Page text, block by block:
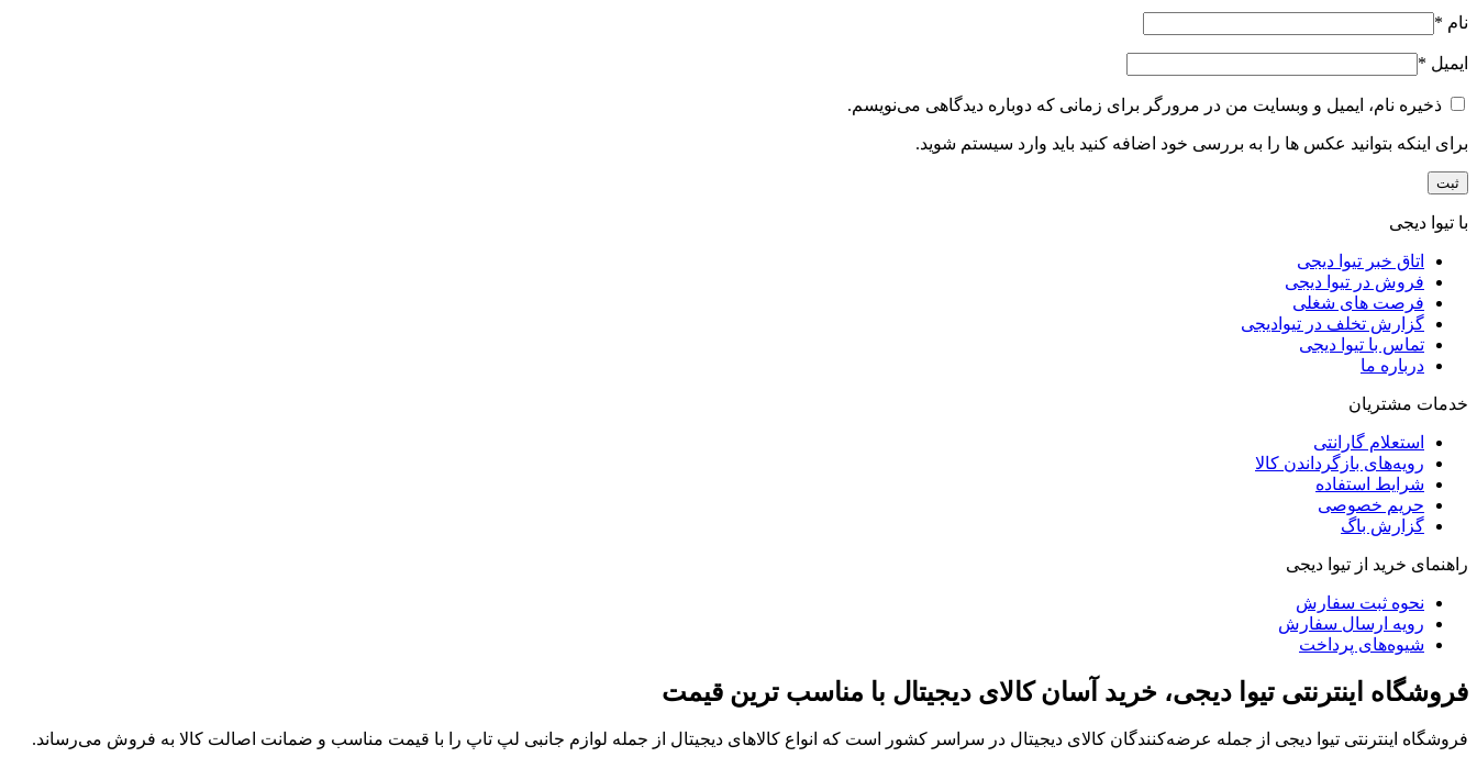
نام *
ایمیل *
ذخیره نام، ایمیل و وبسایت من در مرورگر برای زمانی که دوباره دیدگاهی می‌نویسم.
برای اینکه بتوانید عکس ها را به بررسی خود اضافه کنید باید وارد سیستم شوید.
با تیوا دیجی
اتاق خبر تیوا دیجی
فروش در تیوا دیجی
فرصت های شغلی
گزارش تخلف در تیوادیجی
تماس با تیوا دیجی
درباره ما
خدمات مشتریان
استعلام گارانتی
رویه‌های بازگرداندن کالا
شرایط استفاده
حریم خصوصی
گزارش باگ
راهنمای خرید از تیوا دیجی
نحوه ثبت سفارش
رویه ارسال سفارش
شیوه‌های پرداخت
فروشگاه اینترنتی تیوا دیجی، خرید آسان کالای دیجیتال با مناسب ترین قیمت
فروشگاه اینترنتی تیوا دیجی از جمله عرضه‌کنندگان کالای دیجیتال در سراسر کشور است که انواع کالاهای دیجیتال از جمله لوازم جانبی لپ تاپ را با قیمت مناسب و ضمانت اصالت کالا به فروش می‌رساند.